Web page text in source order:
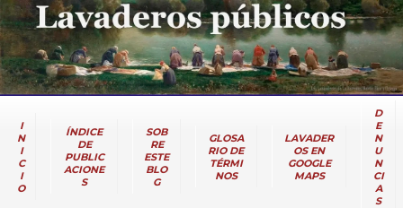
I
N
I
C
I
O
ÍNDICE
DE
PUBLIC
ACIONE
S
SOB
RE
ESTE
BLO
G
GLOSA
RIO DE
TÉRMI
NOS
LAVADER
OS EN
GOOGLE
MAPS
D
E
N
U
N
CI
A
S